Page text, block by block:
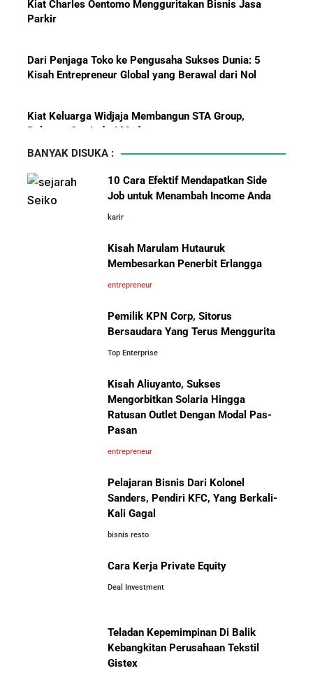
Menanti Solar B50: Mampukah
Menjadi Revolusi Baru Energi
Penghalang Menuju Kesuksesan
Bisnis-Bisnis dan Pendapatan
Achraf Hakimi, Bintang Sepak
Bola Asal Maroko yang
Menaklukkan Eropa
Perusahaan Indonesia Skala
Besar
Dari Penjaga Toko ke Pengusaha Sukses Dunia: 5
Kisah Entrepreneur Global yang Berawal dari Nol
Kiat Keluarga Widjaja Membangun STA Group,
Raksasa Sawit dari Medan
5 Karakter yang Membuat Bisnis Tidak Pernah Maju,
10 Hambatan Utama Pemasaran yang Tidak Bisa
Diselesaikan oleh AI
Mendesain Presentasi Secara Cepat dan Mudah
5 Pelajaran Hidup dari Pendiri Traveloka untuk Anak
Menjadi Pengusaha dan Mengubah Hidup Anda
Panduan Lengkap Membangun Pasar Ekspor: Cara
UMKM Indonesia Menembus Pasar Global
5 Pengusaha Pribumi Tersukses Dalam Bisnis
Lima Salesman Dunia yang Menjadi Miliarder Sukses
Kisah Sukses Metrodata Electronics: Raja Bisnis TI
Kisah Wardah Group: Dari Usaha Rumahan Jadi
Asal-Usul Kekayaan Erick Thohir dan Boy Thohir
BANYAK DISUKA :
10 Cara Efektif Mendapatkan Side
Job untuk Menambah Income Anda
karir
Kisah Marulam Hutauruk
Membesarkan Penerbit Erlangga
entrepreneur
Pemilik KPN Corp, Sitorus
Bersaudara Yang Terus Menggurita
Top Enterprise
Kisah Aliuyanto, Sukses
Mengorbitkan Solaria Hingga
Ratusan Outlet Dengan Modal Pas-
Pasan
entrepreneur
Pelajaran Bisnis Dari Kolonel
Sanders, Pendiri KFC, Yang Berkali-
Kali Gagal
bisnis resto
Cara Kerja Private Equity
Deal Investment
Teladan Kepemimpinan Di Balik
Kebangkitan Perusahaan Tekstil
Gistex